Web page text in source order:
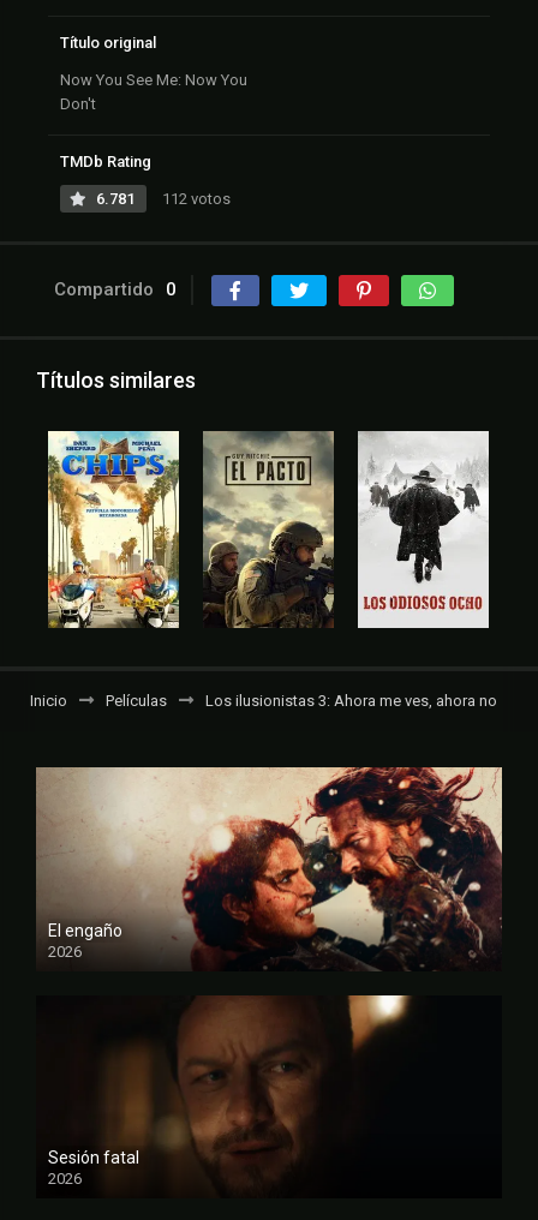
Título original
Now You See Me: Now You
Don't
TMDb Rating
6.781 112 votos
Compartido 0
Títulos similares
Inicio Películas Los ilusionistas 3: Ahora me ves, ahora no
El engaño
2026
FULL HD
Sesión fatal
2026
FULL HD